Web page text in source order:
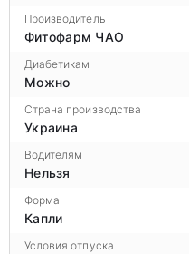
Производитель
Фитофарм ЧАО
Диабетикам
Можно
Страна производства
Украина
Водителям
Нельзя
Форма
Капли
Условия отпуска